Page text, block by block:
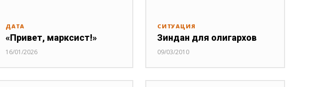
ДАТА
«Привет, марксист!»
16/01/2026
СИТУАЦИЯ
Зиндан для олигархов
09/03/2010